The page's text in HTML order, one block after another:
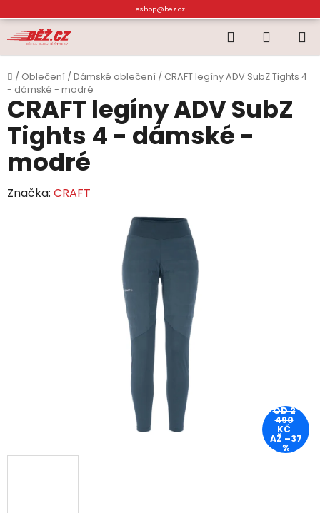
na
obsah
eshop@bez.cz
Hledat
KOŠÍK
Domů
/ Oblečení / Dámské oblečení / CRAFT legíny ADV SubZ Tights 4
- dámské - modré
CRAFT legíny ADV SubZ
Tights 4 - dámské -
modré
Značka: CRAFT
OD 2
490
KČ
AŽ –37
%